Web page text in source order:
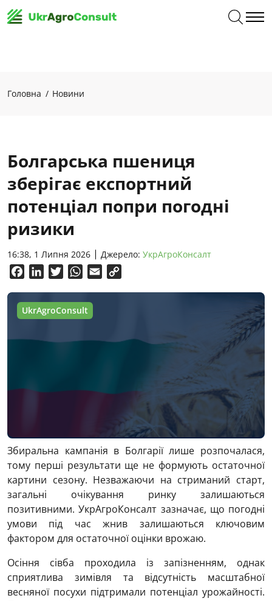
Головна Новини
Болгарська пшениця
зберігає експортний
потенціал попри погодні
ризики
16:38, 1 Липня 2026 Джерело: УкрАгроКонсалт
FacebookLinkedInTwitterWhatsApp
Email
UkrAgroConsult
Збиральна кампанія в Болгарії лише розпочалася,
тому перші результати ще не формують остаточної
картини сезону. Незважаючи на стриманий старт,
загальні очікування ринку залишаються
позитивними. УкрАгроКонсалт зазначає, що погодні
умови під час жнив залишаються ключовим
фактором для остаточної оцінки врожаю.
Осіння сівба проходила із запізненням, однак
сприятлива зимівля та відсутність масштабної
весняної посухи підтримали потенціал урожайності.